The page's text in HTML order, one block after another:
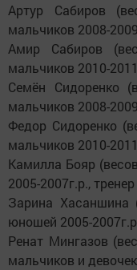
Артур Сабиров
мальчиков 2008-
Амир Сабиров
мальчиков 2010-
Семён Сидоренко
мальчиков 2008-
Федор Сидоренко
мальчиков 2010-
Камилла Бояр
2005-2007г.р.,
Зарина Хасаншина
юношей 2005-
Ренат Мингазов
мальчиков и